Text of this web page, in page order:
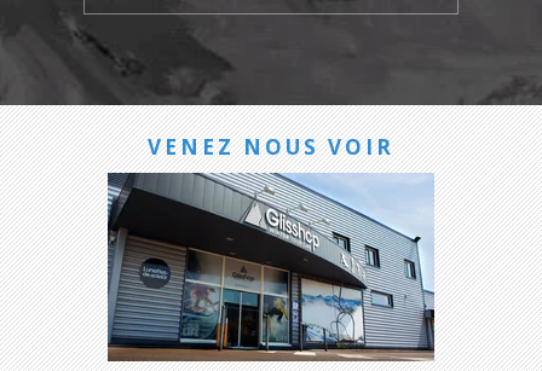
VENEZ NOUS VOIR